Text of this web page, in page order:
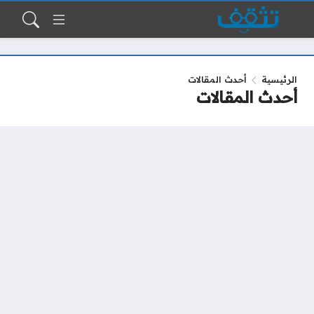
الرئيسية أحدث المقالات
أحدث المقالات